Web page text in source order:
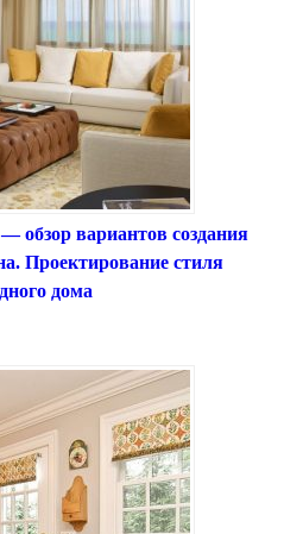
обзор вариантов создания
Проектирование стиля
дома